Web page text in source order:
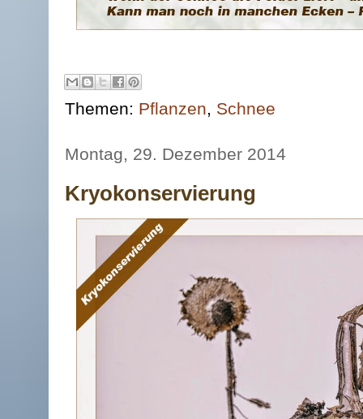
Themen: Pflanzen, Schnee
Montag, 29. Dezember 2014
Kryokonservierung